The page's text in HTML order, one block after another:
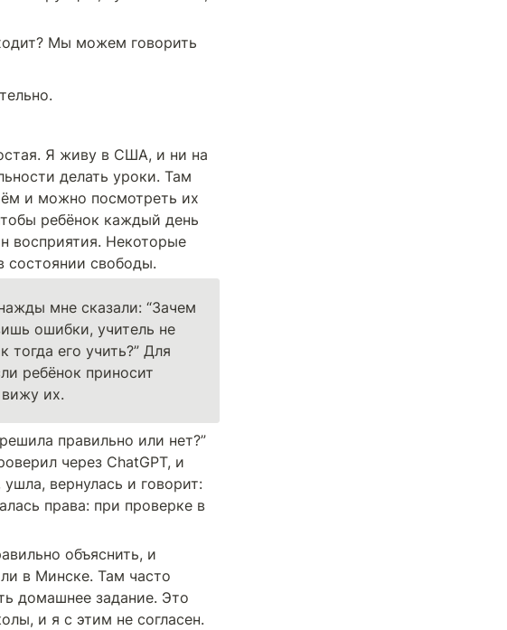
Мы можем говорить
Я живу в США, и ни на
делать уроки. Там
и можно посмотреть их
ребёнок каждый день
восприятия. Некоторые
состоянии свободы.
мне сказали: “Зачем
ошибки, учитель не
его учить?” Для
ребёнок приносит
их.
правильно или нет?”
через ChatGPT, и
вернулась и говорит:
права: при проверке в
в Минске. Там часто
домашнее задание. Это
и я с этим не согласен.